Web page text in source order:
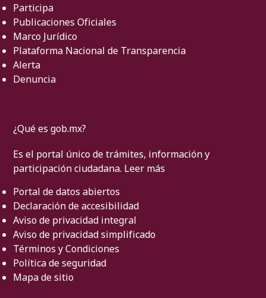
Participa
Publicaciones Oficiales
Marco Jurídico
Plataforma Nacional de Transparencia
Alerta
Denuncia
¿Qué es gob.mx?
Es el portal único de trámites, información y
participación ciudadana. Leer más
Portal de datos abiertos
Declaración de accesibilidad
Aviso de privacidad integral
Aviso de privacidad simplificado
Términos y Condiciones
Política de seguridad
Mapa de sitio